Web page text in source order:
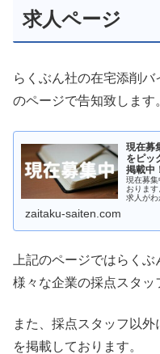
求人ページ
らくぶん社の在宅添削
のページで告知致します
現在募
をピッ
掲載中
現在募
おりま
求人がわ
探して
zaitaku-saiten.com
上記のページではらく
様々な企業の採点スタッ
また、採点スタッフ以
を掲載しております。